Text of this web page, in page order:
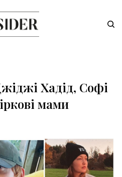
Хадід, Софі
мами